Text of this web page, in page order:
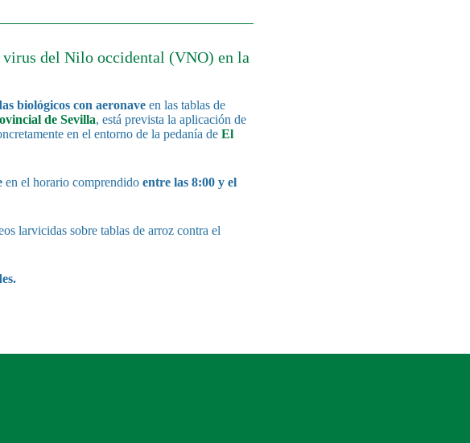
del Nilo occidental (VNO) en la
biológicos con aeronaveen las tablas de
de Sevilla, está prevista la aplicación de
en el entorno de la pedanía de El
en el horario comprendido entre las 8:00 y el
larvicidas sobre tablas de arroz contra el